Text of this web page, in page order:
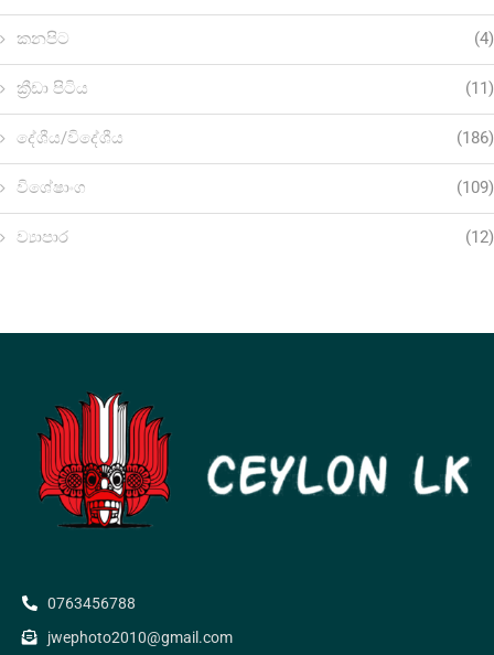
කනපිට (4)
ක්‍රීඩා පිටිය (11)
දේශීය/විදේශීය (186)
විශේෂාංග (109)
ව්‍යාපාර (12)
0763456788
jwephoto2010@gmail.com